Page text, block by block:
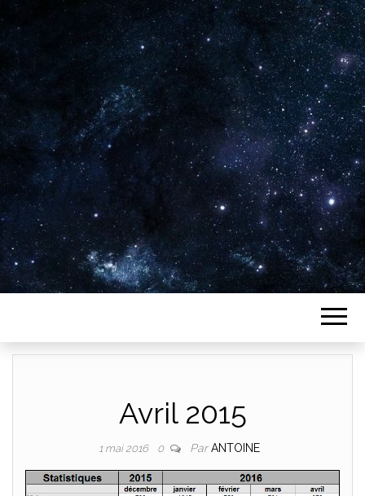
Plus de 2800 critiques de films
Avril 2015
1 mai 2016 0 ParANTOINE